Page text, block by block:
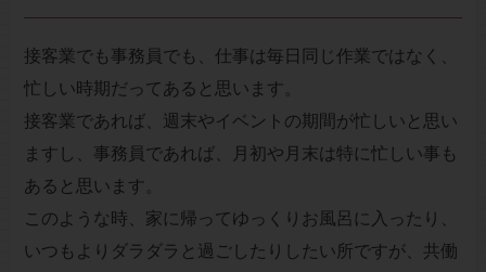
接客業でも事務員でも、仕事は毎日同じ作業ではなく、
忙しい時期だってあると思います。
接客業であれば、週末やイベントの期間が忙しいと思い
ますし、事務員であれば、月初や月末は特に忙しい事も
あると思います。
このような時、家に帰ってゆっくりお風呂に入ったり、
いつもよりダラダラと過ごしたりしたい所ですが、共働